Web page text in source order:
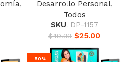
,
MAGIA?
Desarrollo Personal,
Todos
SKU: DP-1157
$49.99 $25.00
-50%